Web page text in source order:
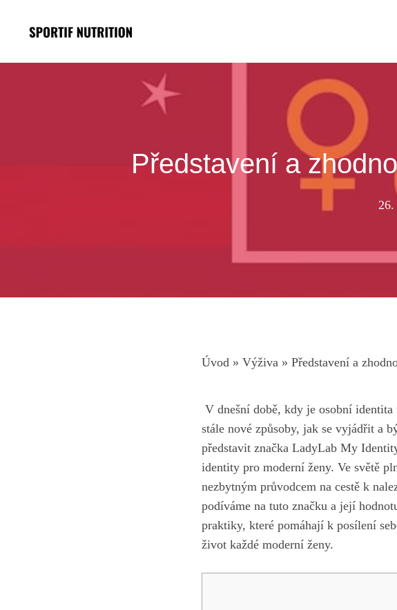
Představení a
26.
Úvod » Výživa » Představení a
V dnešní době, kdy je osobní
stále ‍nové způsoby,​ jak se vyjádřit a
představit⁤ značka LadyLab My
identity⁤ pro moderní ženy. Ve světě
nezbytným průvodcem na cestě k
podíváme na tuto značku a její
⁢praktiky, ⁢které pomáhají k posílení
život ‍každé moderní ženy.